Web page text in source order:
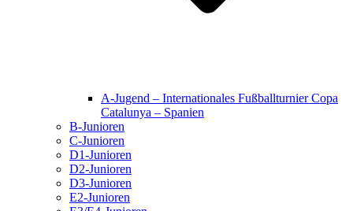
A-Jugend – Internationales Fußballturnier Copa
Catalunya – Spanien
B-Junioren
C-Junioren
D1-Junioren
D2-Junioren
D3-Junioren
E2-Junioren